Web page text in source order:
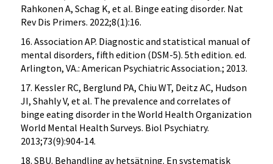
Rahkonen A, Schag K, et al. Binge eating disorder. Nat
Rev Dis Primers. 2022;8(1):16.
16. Association AP. Diagnostic and statistical manual of
mental disorders, fifth edition (DSM-5). 5th edition. ed.
Arlington, VA.: American Psychiatric Association.; 2013.
17. Kessler RC, Berglund PA, Chiu WT, Deitz AC, Hudson
JI, Shahly V, et al. The prevalence and correlates of
binge eating disorder in the World Health Organization
World Mental Health Surveys. Biol Psychiatry.
2013;73(9):904-14.
18. SBU. Behandling av hetsätning. En systematisk